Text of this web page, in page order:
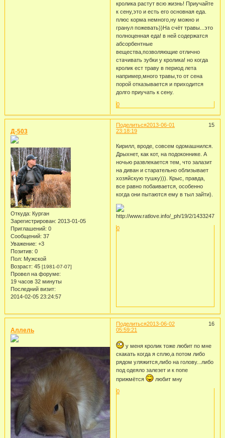
кролика растут всю жизнь! Приучайте
к сену,это и есть его основная еда.
плюс корма немного,ну можно и
гранул пожевать))На счёт травы...это
полноценная еда! в ней содержатся
абсорбентные
вещества,позволяющие отлично
стачивать зубки у кролика! но когда
кролик ест траву в период лета
например,много травы,то от сена
порой отказывается и приходится
долго приучать к сену.
0
Поделиться 15
2013-06-01
23:18:19
Д-503
Откуда: Курган
Зарегистрирован: 2013-01-05
Приглашений: 0
Сообщений: 37
Уважение: +3
Позитив: 0
Пол: Мужской
Возраст: 45 [1981-07-07]
Провел на форуме:
19 часов 32 минуты
Последний визит:
2014-02-05 23:24:57
Кирилл, вроде, совсем одомашнился.
Дрыхнет, как кот, на подоконнике. А
ночью развлекается тем, что залазит
на диван и старательно облизывает
хозяйскую тушку))). Крыс, правда,
все равно побаивается, особенно
когда они пытаются ему в тыл зайти).
0
Поделиться 16
2013-06-02
05:59:21
Аллель
у меня кролик тоже любит по мне
скакать когда я сплю,а потом либо
рядом уляжится,либо на голову...либо
под одеяло залезет и к попе
прижмётся
любит мну
0